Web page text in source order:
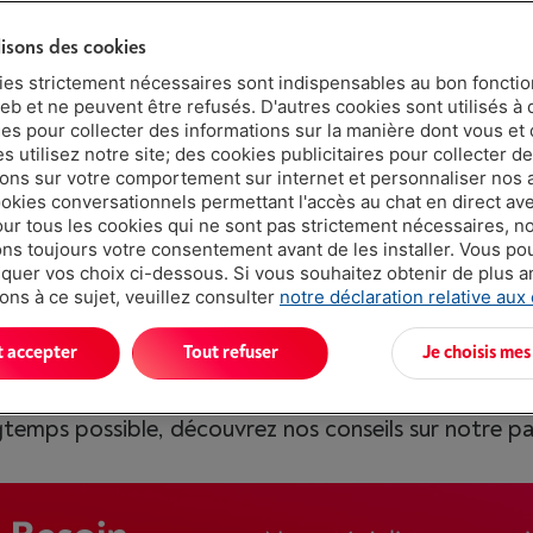
pour profiter pleinement de ses possibilités en
modèle, vous préparez une multitude de recettes
et KitchenAid.
de considérer la puissance du moteur, la
supplémentaires comme les programmes
préparations culinaires tout en
possible, découvrez nos conseils sur notre
des cookies
strictement nécessaires sont indispensables au bon
et ne peuvent être refusés. D'autres cookies sont utilisés à
pour collecter des informations sur la manière dont vous et
utilisez notre site; des cookies publicitaires pour collecter
sur votre comportement sur internet et personnaliser nos
conversationnels permettant l'accès au chat en direct
tous les cookies qui ne sont pas strictement nécessaires,
toujours votre consentement avant de les installer. Vous
vos choix ci-dessous. Si vous souhaitez obtenir de plus
à ce sujet, veuillez consulter notre déclaration relative aux
Je choisis
Tout refuser
accepter